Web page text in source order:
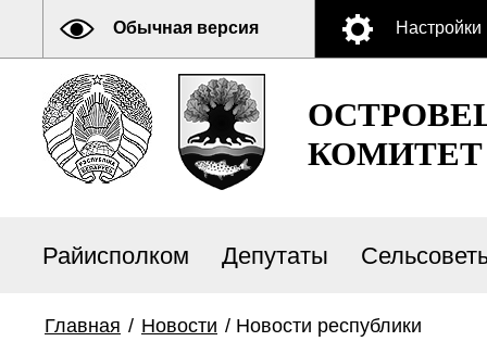
Обычная версия Настройки
КОМИТЕТ
Райисполком Депутаты
Главная / Новости / Новости республики